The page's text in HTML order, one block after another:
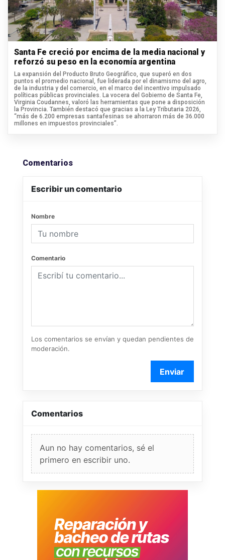
Santa Fe creció por encima de la media nacional y
reforzó su peso en la economía argentina
La expansión del Producto Bruto Geográfico, que superó en dos
puntos el promedio nacional, fue liderada por el dinamismo del agro,
de la industria y del comercio, en el marco del incentivo impulsado
políticas públicas provinciales. La vocera del Gobierno de Santa Fe,
Virginia Coudannes, valoró las herramientas que pone a disposición
la Provincia. También destacó que gracias a la Ley Tributaria 2026,
“más de 6.200 empresas santafesinas se ahorraron más de 36.000
millones en impuestos provinciales”.
Comentarios
Escribir un comentario
Nombre
Comentario
Los comentarios se envían y quedan pendientes de
moderación.
Enviar
Comentarios
Aun no hay comentarios, sé el
primero en escribir uno.